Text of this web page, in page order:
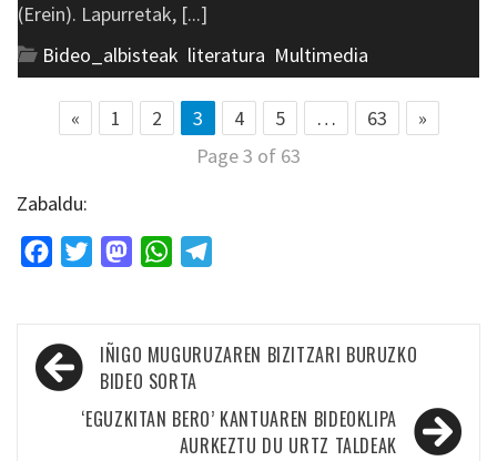
(Erein). Lapurretak, [...]
Bideo_albisteak literatura Multimedia
« 1 2 3 4 5 … 63
»
Page 3 of 63
Zabaldu:
FacebookTwitterMastodonWhatsApp
Bidalketetan
zehar
nabigatu
IÑIGO MUGURUZAREN BIZITZARI BURUZKO
BIDEO SORTA
‘EGUZKITAN BERO’ KANTUAREN BIDEOKLIPA
AURKEZTU DU URTZ TALDEAK